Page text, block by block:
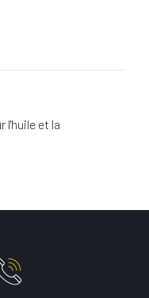
l'huile et la